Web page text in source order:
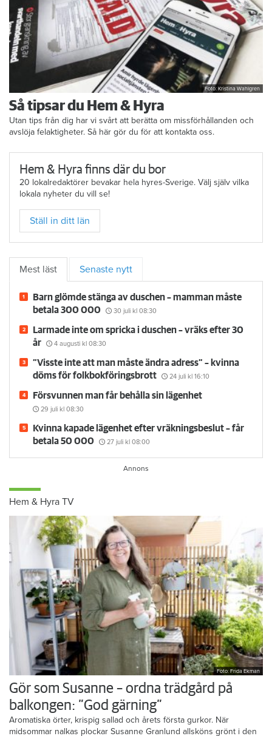
Foto: Kristina Wahlgren
Så tipsar du Hem & Hyra
Utan tips från dig har vi svårt att berätta om missförhållanden och
avslöja felaktigheter. Så här gör du för att kontakta oss.
Hem & Hyra finns där du bor
20 lokalredaktörer bevakar hela hyres-Sverige. Välj själv vilka
lokala nyheter du vill se!
Ställ in ditt län
Mest läst Senaste nytt
Barn glömde stänga av duschen – mamman måste
betala 300 000
30 juli kl 08:30
Larmade inte om spricka i duschen – vräks efter 30
år
4 augusti kl 08:30
”Visste inte att man måste ändra adress” – kvinna
döms för folkbokföringsbrott
24 juli kl 16:10
Försvunnen man får behålla sin lägenhet
29 juli kl 08:30
Kvinna kapade lägenhet efter vräkningsbeslut – får
betala 50 000
27 juli kl 08:00
Hem & Hyra TV
Foto: Frida Ekman
Gör som Susanne – ordna trädgård på
balkongen: ”God gärning”
Aromatiska örter, krispig sallad och årets första gurkor. När
midsommar nalkas plockar Susanne Granlund allsköns grönt i den